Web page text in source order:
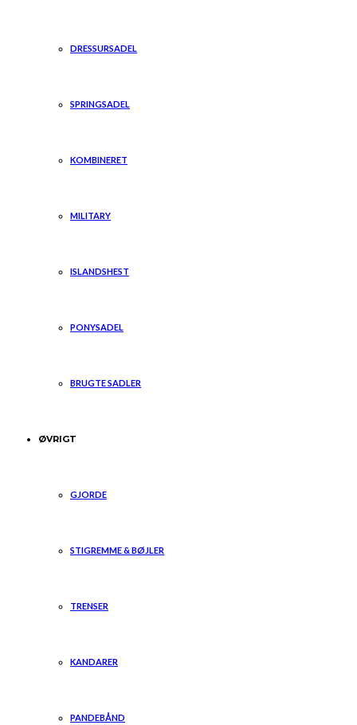
DRESSURSADEL
SPRINGSADEL
KOMBINERET
MILITARY
ISLANDSHEST
PONYSADEL
BRUGTE SADLER
ØVRIGT
GJORDE
STIGREMME & BØJLER
TRENSER
KANDARER
PANDEBÅND